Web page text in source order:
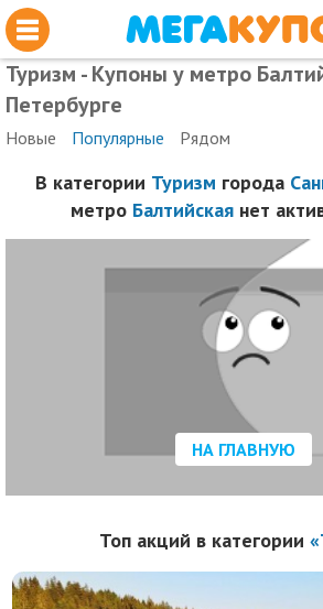
Туризм - Купоны у метро
Петербурге
Новые Популярные Рядом
В категории Туризм города
метро Балтийская нет
НА ГЛАВНУЮ
Топ акций в категории